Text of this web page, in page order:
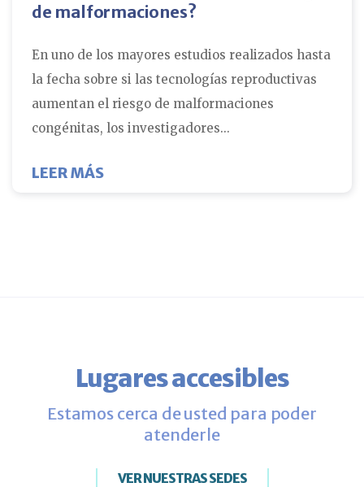
de malformaciones?
En uno de los mayores estudios realizados hasta
la fecha sobre si las tecnologías reproductivas
aumentan el riesgo de malformaciones
congénitas, los investigadores...
LEER MÁSSOBRE LA TRANSFERENCIA DE
Lugares accesibles
Estamos cerca de usted para poder
atenderle
VER NUESTRAS SEDES